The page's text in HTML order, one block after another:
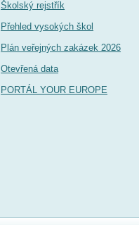
Školský rejstřík
Přehled vysokých škol
Plán veřejných zakázek 2026
Otevřená data
PORTÁL YOUR EUROPE